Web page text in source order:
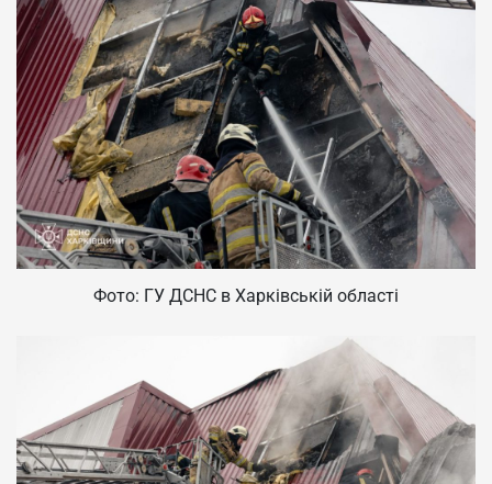
Фото: ГУ ДСНС в Харківській області